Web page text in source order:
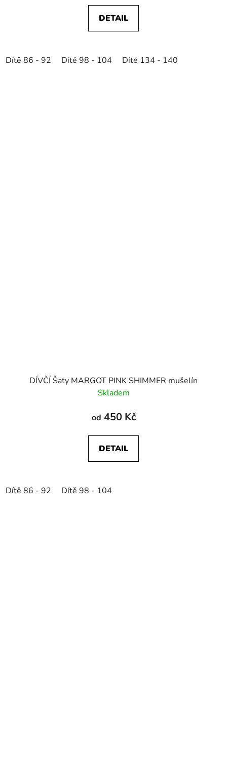
DETAIL
Dítě 86 - 92 Dítě 98 - 104 Dítě 134 - 140
DÍVČÍ Šaty MARGOT PINK SHIMMER mušelín
Skladem
od 450 Kč
DETAIL
Dítě 86 - 92 Dítě 98 - 104